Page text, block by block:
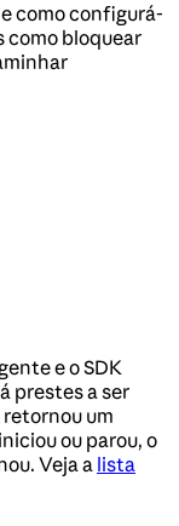
como configurá-
como bloquear
e o SDK
prestes a ser
um
ou parou, o
Veja a lista